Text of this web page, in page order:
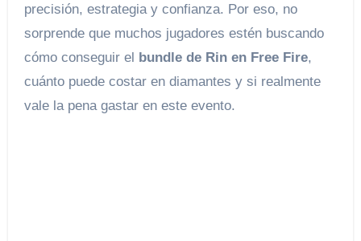
precisión, estrategia y confianza. Por eso, no
sorprende que muchos jugadores estén buscando
cómo conseguir el bundle de Rin en Free Fire,
cuánto puede costar en diamantes y si realmente
vale la pena gastar en este evento.